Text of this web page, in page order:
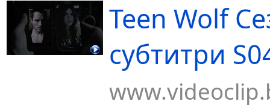
Teen Wolf
субтитри